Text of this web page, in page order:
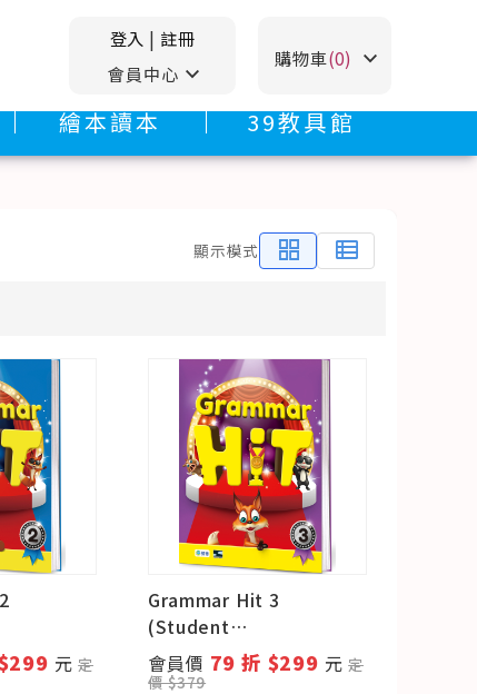
登入 | 註冊
會員中心 stat_minus_1
購物車(0) stat_minus_1
繪本讀本 39教具館
顯示模式 grid_view view_list
線上
元定
Grammar Hit 3
(Student
book+Workbook+線上
學習資源)
會員價 79 折 $299 元定
價 $379